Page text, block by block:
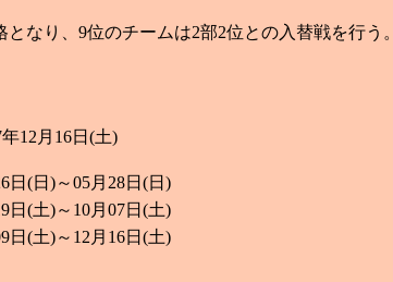
なり、9位のチームは2部2位との入替戦を行う。
12月16日(土)
日(日)～05月28日(日)
日(土)～10月07日(土)
日(土)～12月16日(土)